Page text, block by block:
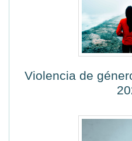
Violencia de